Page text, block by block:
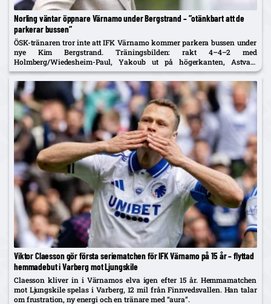
Norling väntar öppnare Värnamo under Bergstrand – ”otänkbart att de
parkerar bussen”
ÖSK-tränaren tror inte att IFK Värnamo kommer parkera bussen under
nye Kim Bergstrand. Träningsbilden: rakt 4–4–2 med
Holmberg/Wiedesheim-Paul, Yakoub ut på högerkanten, Astvald
ersätter avstängde Stenberg – McCue med i matchtruppen.
Viktor Claesson gör första seriematchen för IFK Värnamo på 15 år – flyttad
hemmadebut i Varberg mot Ljungskile
Claesson kliver in i Värnamos elva igen efter 15 år. Hemmamatchen
mot Ljungskile spelas i Varberg, 12 mil från Finnvedsvallen. Han talar
om frustration, ny energi och en tränare med “aura”.